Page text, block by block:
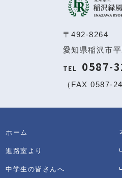
〒492-8264
愛知県稲沢市
TEL 0587-
（FAX 0587-
ホーム
進路室より
中学生の皆さんへ